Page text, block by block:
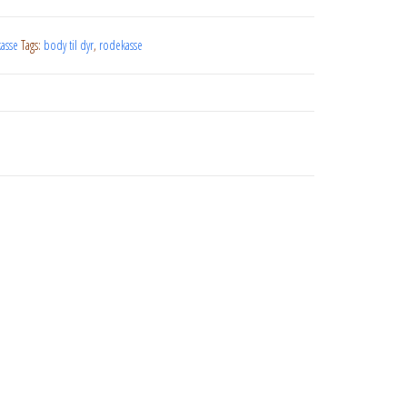
Tags: body til dyr, rodekasse